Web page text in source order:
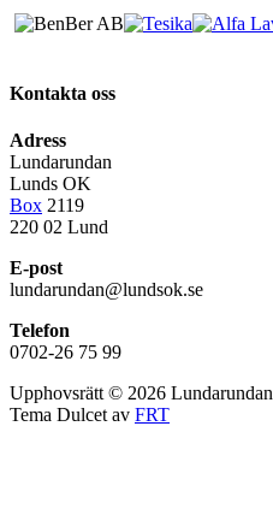
Kontakta oss
Adress
Lundarundan
Lunds OK
Box 2119
220 02 Lund
E-post
lundarundan@lundsok.se
Telefon
0702-26 75 99
Upphovsrätt © 2026 Lundarundan
Tema Dulcet av FRT